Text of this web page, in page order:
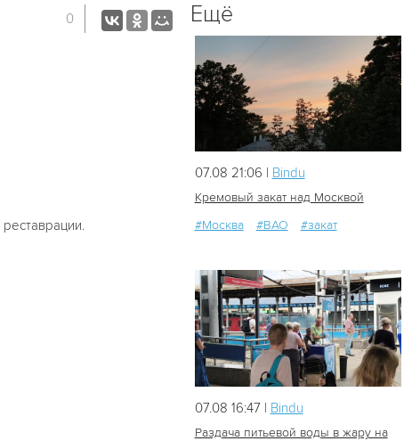
0 Ещё
07.08 21:06 | Bindu
Кремовый закат над Москвой
#Москва
#ВАО #закат
07.08 16:47 | Bindu
Раздача питьевой воды в жару на